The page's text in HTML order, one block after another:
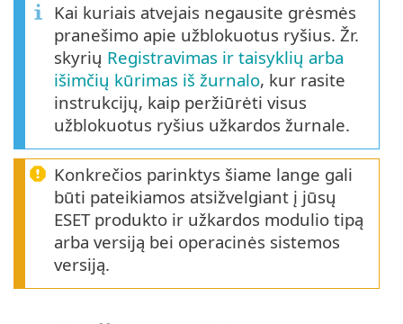
Kai kuriais atvejais negausite grėsmės
pranešimo apie užblokuotus ryšius. Žr.
skyrių Registravimas ir taisyklių arba
išimčių kūrimas iš žurnalo, kur rasite
instrukcijų, kaip peržiūrėti visus
užblokuotus ryšius užkardos žurnale.
Konkrečios parinktys šiame lange gali
būti pateikiamos atsižvelgiant į jūsų
ESET produkto ir užkardos modulio tipą
arba versiją bei operacinės sistemos
versiją.